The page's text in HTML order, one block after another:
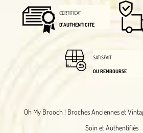
Oh My Brooch ! Broches Anciennes et
Soin et Authentifiés
CERTIFICAT
D'AUTHENTICITE
SATISFAIT
OU REMBOURSE